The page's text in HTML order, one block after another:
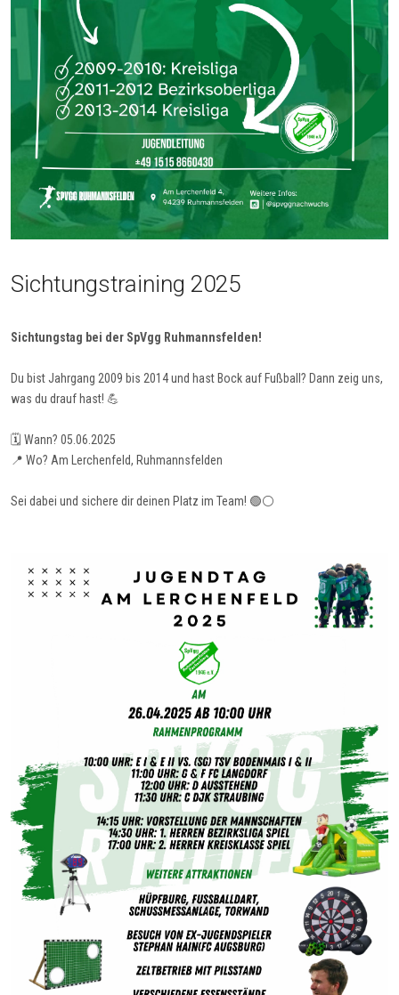
Sichtungstraining 2025
Sichtungstag bei der SpVgg Ruhmannsfelden!
Du bist Jahrgang 2009 bis 2014 und hast Bock auf Fußball? Dann zeig uns,
was du drauf hast! 💪
🗓️ Wann? 05.06.2025
📍 Wo? Am Lerchenfeld, Ruhmannsfelden
Sei dabei und sichere dir deinen Platz im Team! 🟢⚪️